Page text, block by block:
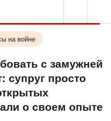
на войне
с замужней
супруг просто
о своем опыте